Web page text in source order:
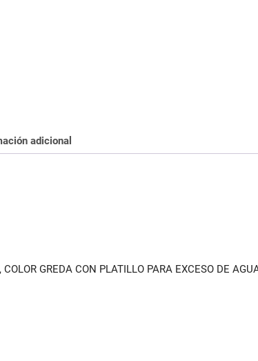
adicional
COLOR GREDA CON PLATILLO PARA EXCESO DE